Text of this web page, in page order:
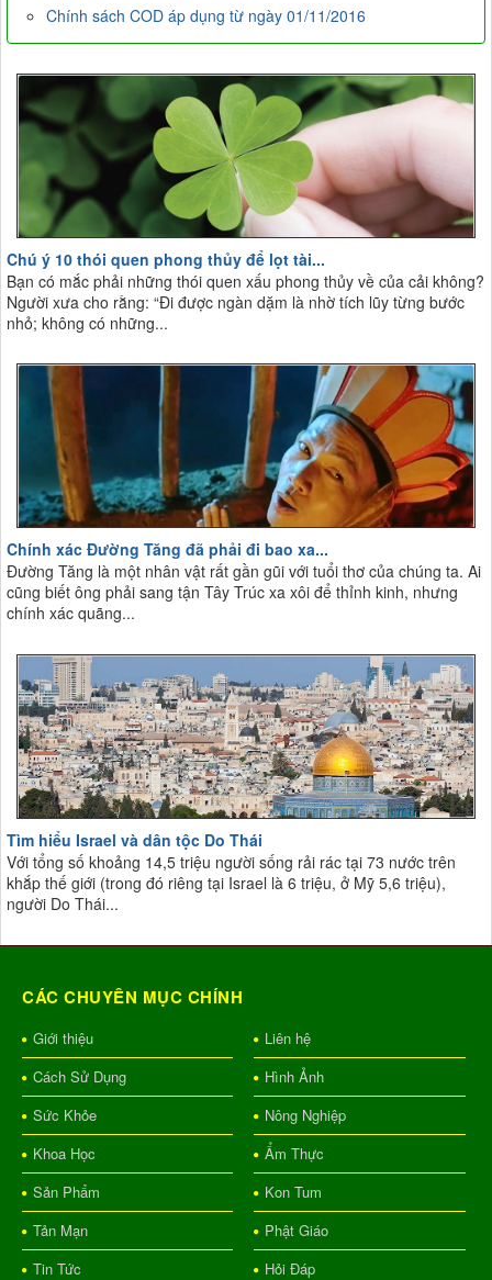
Chính sách COD áp dụng từ ngày 01/11/2016
Chú ý 10 thói quen phong thủy để lọt tài...
Bạn có mắc phải những thói quen xấu phong thủy về của cải không?
Người xưa cho rằng: “Đi được ngàn dặm là nhờ tích lũy từng bước
nhỏ; không có những...
Chính xác Đường Tăng đã phải đi bao xa...
Đường Tăng là một nhân vật rất gần gũi với tuổi thơ của chúng ta. Ai
cũng biết ông phải sang tận Tây Trúc xa xôi để thỉnh kinh, nhưng
chính xác quãng...
Tìm hiểu Israel và dân tộc Do Thái
Với tổng số khoảng 14,5 triệu người sống rải rác tại 73 nước trên
khắp thế giới (trong đó riêng tại Israel là 6 triệu, ở Mỹ 5,6 triệu),
người Do Thái...
CÁC CHUYÊN MỤC CHÍNH
Giới thiệu
Liên hệ
Cách Sử Dụng
Hình Ảnh
Sức Khỏe
Nông Nghiệp
Khoa Học
Ẩm Thực
Sản Phẩm
Kon Tum
Tản Mạn
Phật Giáo
Tin Tức
Hỏi Đáp